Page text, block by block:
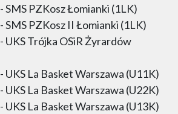
- SMS PZKosz Łomianki (1LK)
- SMS PZKosz II Łomianki (1LK)
- UKS Trójka OSiR Żyrardów
- UKS La Basket Warszawa (U11K)
- UKS La Basket Warszawa (U22K)
- UKS La Basket Warszawa (U13K)